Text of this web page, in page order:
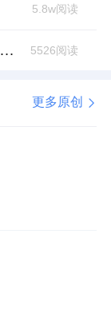
5.8w阅读
老人同住选别墅还是大平层？番禺这份豪宅榜单给出了答案 5526阅读
更多原创